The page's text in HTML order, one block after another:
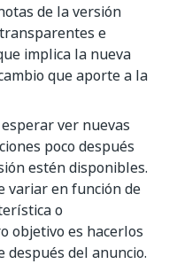
de la versión
e
implica la nueva
que aporte a la
ver nuevas
poco después
estén disponibles.
variar en función de
o
objetivo es hacerlos
después del anuncio.